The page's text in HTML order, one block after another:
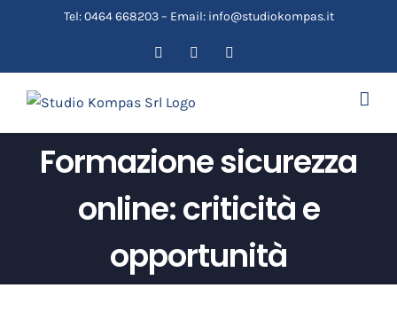
Tel: 0464 668203 – Email: info@studiokompas.it
FacebookYouTube
Formazione sicurezza
online: criticità e
opportunità